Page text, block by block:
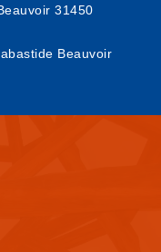
31450
Beauvoir